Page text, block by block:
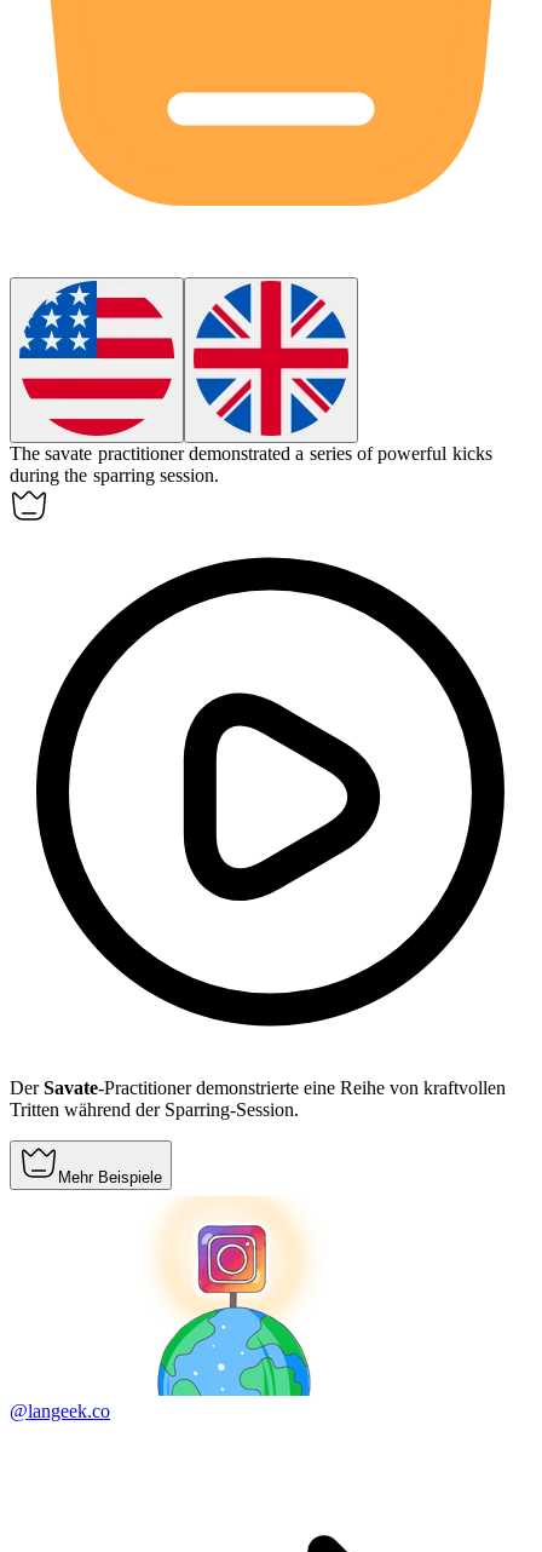
The savate practitioner demonstrated a series of powerful kicks
during the sparring session.
DerSavate-Practitioner demonstrierte eine Reihe von kraftvollen
Tritten während der Sparring-Session.
Mehr Beispiele
@langeek.co